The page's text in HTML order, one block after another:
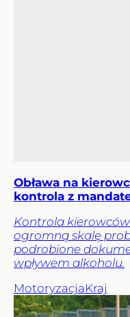
Obława na
kontrola z
Kontrola kierowców
ogromną skalę
podrobione
wpływem alkoholu.
MotoryzacjaKraj